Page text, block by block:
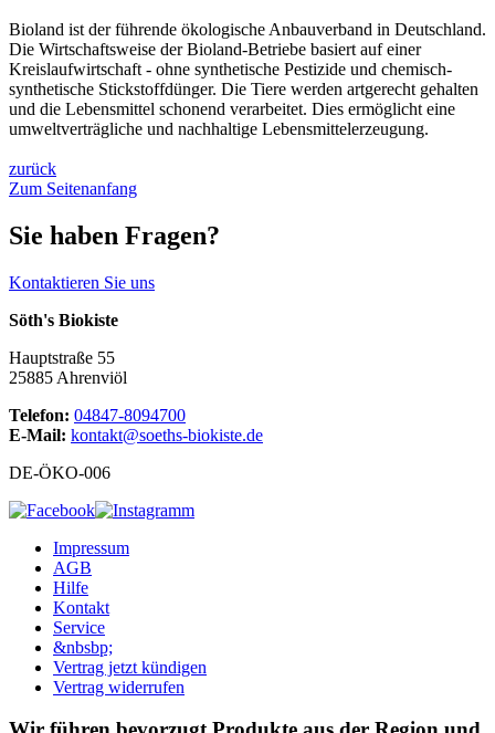
Bioland ist der führende ökologische Anbauverband in Deutschland.
Die Wirtschaftsweise der Bioland-Betriebe basiert auf einer
Kreislaufwirtschaft - ohne synthetische Pestizide und chemisch-
synthetische Stickstoffdünger. Die Tiere werden artgerecht gehalten
und die Lebensmittel schonend verarbeitet. Dies ermöglicht eine
umweltverträgliche und nachhaltige Lebensmittelerzeugung.
zurück
Zum Seitenanfang
Sie haben Fragen?
Kontaktieren Sie uns
Söth's Biokiste
Hauptstraße 55
25885 Ahrenviöl
Telefon: 04847-8094700
E-Mail: kontakt@soeths-biokiste.de
DE-ÖKO-006
Impressum
AGB
Hilfe
Kontakt
Service
&nbsbp;
Vertrag jetzt kündigen
Vertrag widerrufen